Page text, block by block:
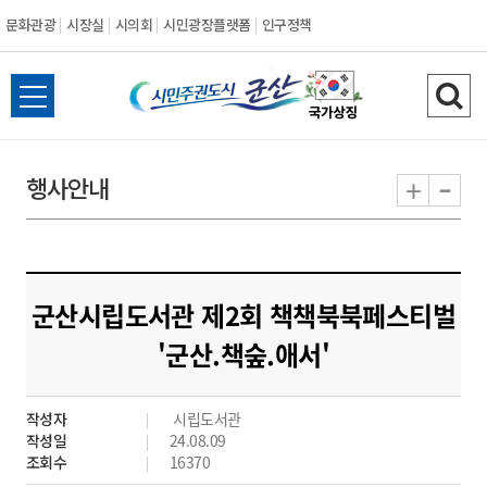
문화관광 시장실 시의회 시민광장플랫폼 인구정책
시
민
도
시
군
산
전
체
뉴
열
검
색
기
행사안내 + -
군산시립도서관 제2회 책책북북페스티벌
'군산.책숲.애서'
작성자
시립도서관
작성일
24.08.09
조회수
16370